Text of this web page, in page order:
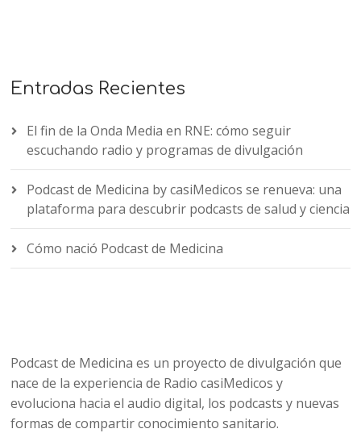
Entradas Recientes
El fin de la Onda Media en RNE: cómo seguir
escuchando radio y programas de divulgación
Podcast de Medicina by casiMedicos se renueva: una
plataforma para descubrir podcasts de salud y ciencia
Cómo nació Podcast de Medicina
Podcast de Medicina es un proyecto de divulgación que
nace de la experiencia de Radio casiMedicos y
evoluciona hacia el audio digital, los podcasts y nuevas
formas de compartir conocimiento sanitario.